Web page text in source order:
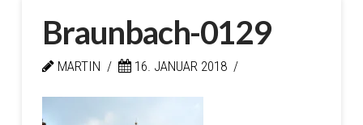
Braunbach
Braunbach-0129
MARTIN 16. JANUAR 2018